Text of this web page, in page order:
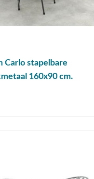
Carlo stapelbare
160x90 cm.